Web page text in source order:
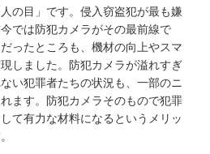
の目」です。侵入窃盗犯が最も嫌
では防犯カメラがその最前線で
ったところも、機材の向上やスマ
しました。防犯カメラが溢れすぎ
い犯罪者たちの状況も、一部のニ
ます。防犯カメラそのもので犯罪
て有力な材料になるというメリッ